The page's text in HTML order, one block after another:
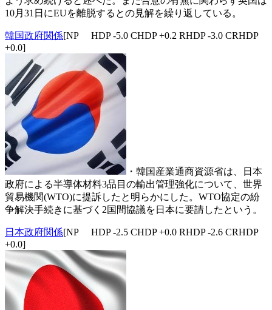
10月31日にEUを離脱するとの見解を繰り返している。
韓国政府関係[NP HDP -5.0 CHDP +0.2 RHDP -3.0 CRHDP
+0.0]
・韓国産業通商資源省は、日本
政府による半導体材料3品目の輸出管理強化について、世界
貿易機関(WTO)に提訴したと明らかにした。WTO協定の紛
争解決手続きに基づく2国間協議を日本に要請したという。
日本政府関係[NP HDP -2.5 CHDP +0.0 RHDP -2.6 CRHDP
+0.0]